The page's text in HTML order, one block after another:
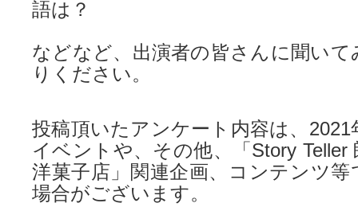
語は？
などなど、出演者の皆さんに聞い
りください。
投稿頂いたアンケート内容は、2021
イベントや、その他、「Story Teller
洋菓子店」関連企画、コンテンツ
場合がございます。